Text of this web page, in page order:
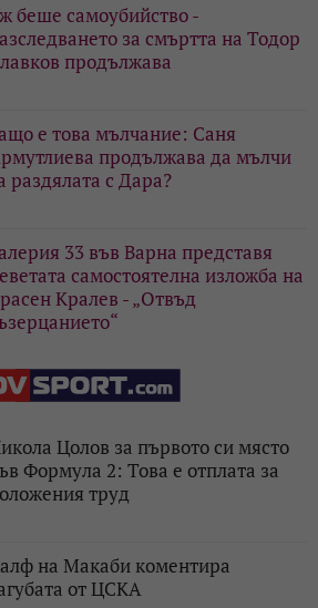
беше самоубийство -
за смъртта на Тодор
продължава
е това мълчание: Саня
продължава да мълчи
раздялата с Дара?
33 във Варна представя
самостоятелна изложба на
Кралев - „Отвъд
Цолов за първото си място
Формула 2: Това е отплата за
труд
на Макаби коментира
от ЦСКА